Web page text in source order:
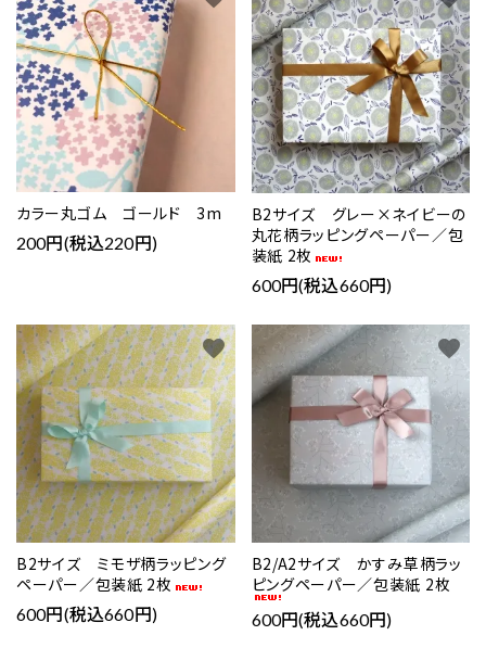
カラー丸ゴム ゴールド 3m
200円(税込220円)
B2サイズ グレー×ネイビーの
丸花柄ラッピングペーパー／包
装紙 2枚
600円(税込660円)
B2サイズ ミモザ柄ラッピング
ペーパー／包装紙 2枚
600円(税込660円)
favorite
B2/A2サイズ かすみ草柄ラッ
ピングペーパー／包装紙 2枚
600円(税込660円)
favorite
close